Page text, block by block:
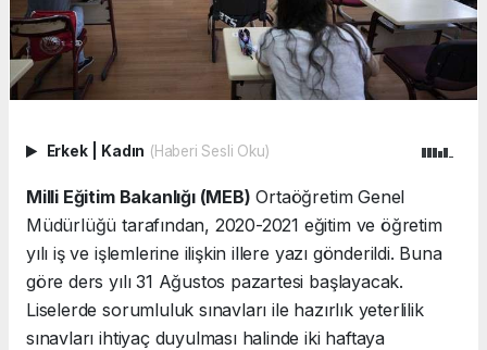
Erkek Kadın (Haberi Sesli Oku)
Milli Eğitim Bakanlığı (MEB) Ortaöğretim Genel
Müdürlüğü tarafından, 2020-2021 eğitim ve öğretim
yılı iş ve işlemlerine ilişkin illere yazı gönderildi. Buna
göre ders yılı 31 Ağustos pazartesi başlayacak.
Liselerde sorumluluk sınavları ile hazırlık yeterlilik
sınavları ihtiyaç duyulması halinde iki haftaya